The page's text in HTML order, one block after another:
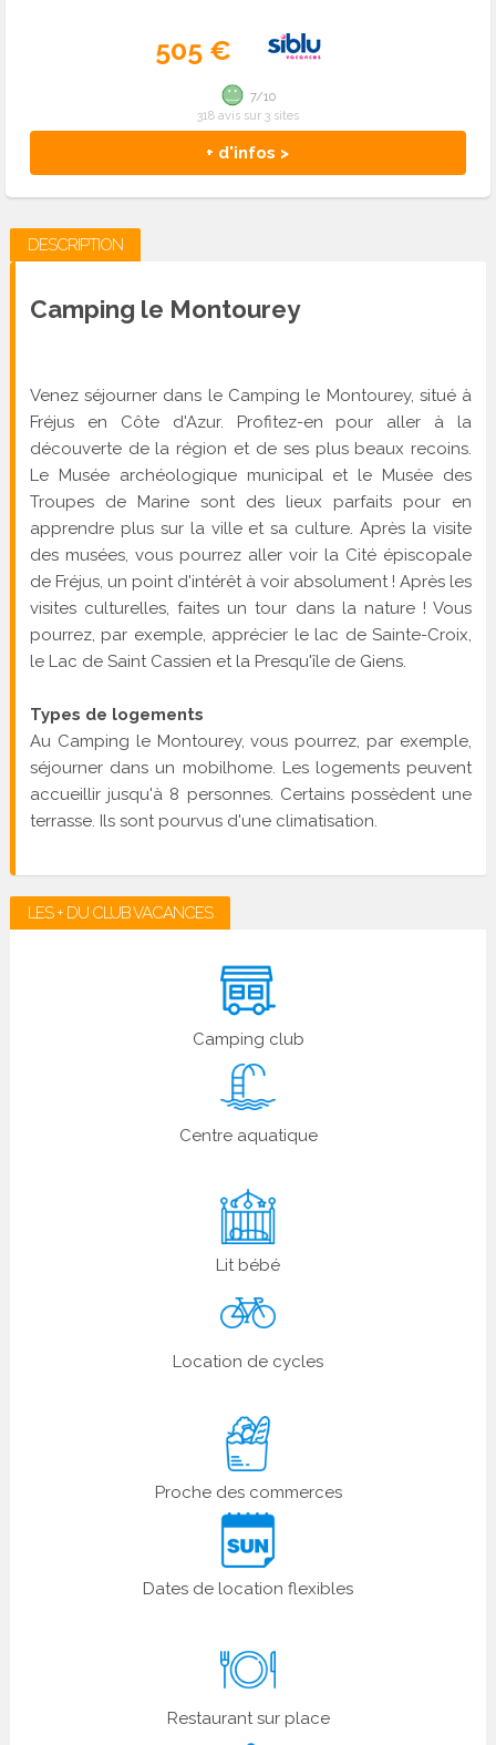
505 €
+ d'infos >
7/10
318 avis sur 3 sites
DESCRIPTION
Camping le Montourey
Venez séjourner dans le Camping le Montourey, situé à
Fréjus en Côte d'Azur. Profitez-en pour aller à la
découverte de la région et de ses plus beaux recoins.
Le Musée archéologique municipal et le Musée des
Troupes de Marine sont des lieux parfaits pour en
apprendre plus sur la ville et sa culture. Après la visite
des musées, vous pourrez aller voir la Cité épiscopale
de Fréjus, un point d'intérêt à voir absolument ! Après les
visites culturelles, faites un tour dans la nature ! Vous
pourrez, par exemple, apprécier le lac de Sainte-Croix,
le Lac de Saint Cassien et la Presqu'île de Giens.
Types de logements
Au Camping le Montourey, vous pourrez, par exemple,
séjourner dans un mobilhome. Les logements peuvent
accueillir jusqu'à 8 personnes. Certains possèdent une
terrasse. Ils sont pourvus d'une climatisation.
LES + DU CLUB VACANCES
Camping club
Centre aquatique
Lit bébé
Location de cycles
Proche des commerces
Dates de location flexibles
Restaurant sur place